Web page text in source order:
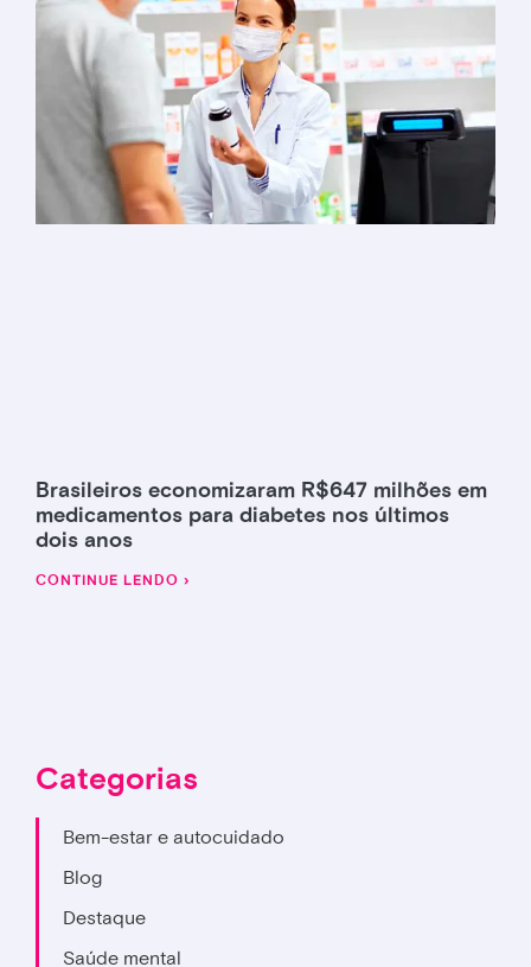
Brasileiros economizaram R$647 milhões em
medicamentos para diabetes nos últimos
dois anos
CONTINUE LENDO ›
Categorias
Bem-estar e autocuidado
Blog
Destaque
Saúde mental